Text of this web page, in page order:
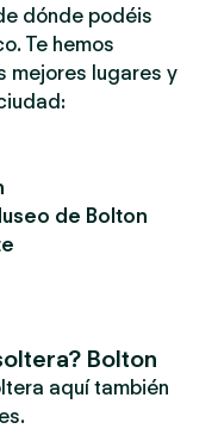
dónde podéis
Te hemos
mejores lugares y
de Bolton
Bolton
aquí también